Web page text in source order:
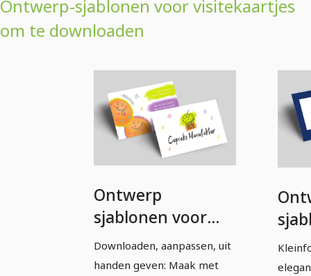
Ontwerp-sjablonen voor visitekaartjes
om te downloaden
Ontwerp
sjablonen voor
visitekaartjes -
Versie 1
Downloaden, aanpassen, uit
handen geven: Maak met